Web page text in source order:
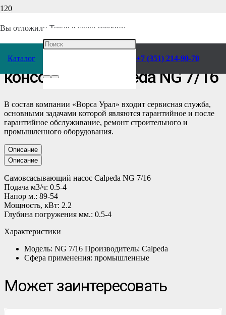
Вы отложили Товар в свою корзину.
Каталог +7 (351) 214-90-70
/
Самовсасывающий Насос
консольный Calpeda NG 7/16
В состав компании «Ворса Урал» входит сервисная служба,
основными задачами которой являются гарантийное и после
гарантийное обслуживание, ремонт строительного и
промышленного оборудования.
Описание
Описание
Самовсасывающий насос Calpeda NG 7/16
Подача м3/ч: 0.5-4
Напор м.: 89-54
Мощность, кВт: 2.2
Глубина погружения мм.: 0.5-4
Характеристики
Модель: NG 7/16 Производитель: Calpeda
Сфера применения: промышленные
Может заинтересовать